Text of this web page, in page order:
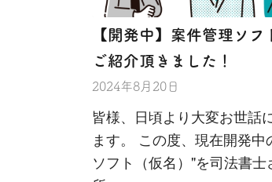
【開発中】案件管理ソフ
ご紹介頂きました！
2024年8月20日
皆様、日頃より大変お世話
ます。 この度、現在開発中
ソフト（仮名）"を司法書士